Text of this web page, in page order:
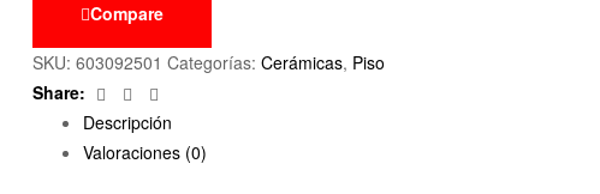
Compare
SKU: 603092501 Categorías: Cerámicas, Piso
Share:
Facebook
Twitter
Descripción
Valoraciones (0)